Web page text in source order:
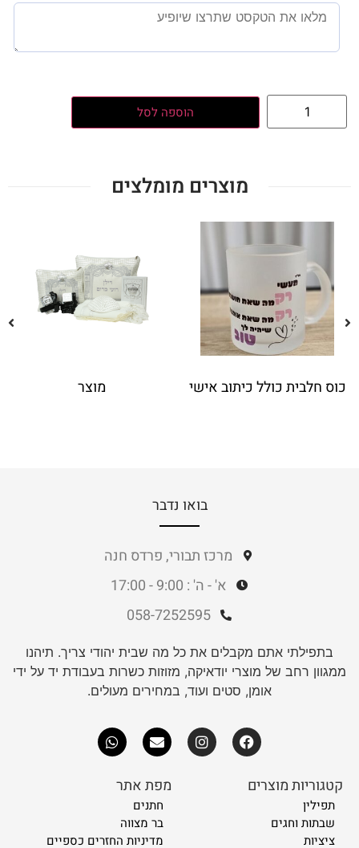
הוספה לסל
מוצרים מומלצים
כוס חלבית כולל כיתוב אישי מוצר
בואו נדבר
מרכז תבורי, פרדס חנה
א' - ה' : 9:00 - 17:00
058-7252595
בתפילתי אתם מקבלים את כל מה שבית יהודי צריך. תיהנו
ממגוון רחב של מוצרי יודאיקה, מזוזות כשרות בעבודת יד על ידי
אומן, סטים ועוד, במחירים מעולים.
קטגוריות מוצרים
תפילין
שבתות וחגים
ציציות
מפת אתר
חתנים
בר מצווה
מדיניות החזרים כספיים